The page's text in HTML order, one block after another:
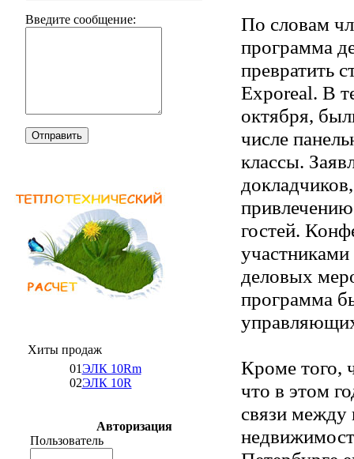
Введите сообщение:
Отправить
Хиты продаж
01ЭЛК 10Rm
02ЭЛК 10R
Авторизация
Пользователь
По словам
программа
превратить
Exporeal. В
октября,
числе
классы.
привлечению
гостей.
деловых
программа
Кроме того,
что в этом
связи